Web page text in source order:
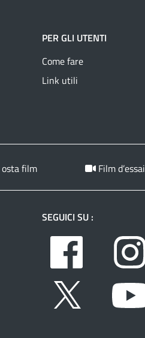
PER GLI UTENTI
Come fare
Link utili
film Film d’essai
SEGUICI SU :
Facebook
Twitter